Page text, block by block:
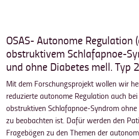
OSAS- Autonome Regulation
obstruktivem Schlafapnoe-
und ohne Diabetes mell. Typ
Mit dem Forschungsprojekt wollen wir
reduzierte autonome Regulation auch
obstruktiven Schlafapnoe-Syndrom
zu beobachten ist. Dafür werden den
Fragebögen zu den Themen der